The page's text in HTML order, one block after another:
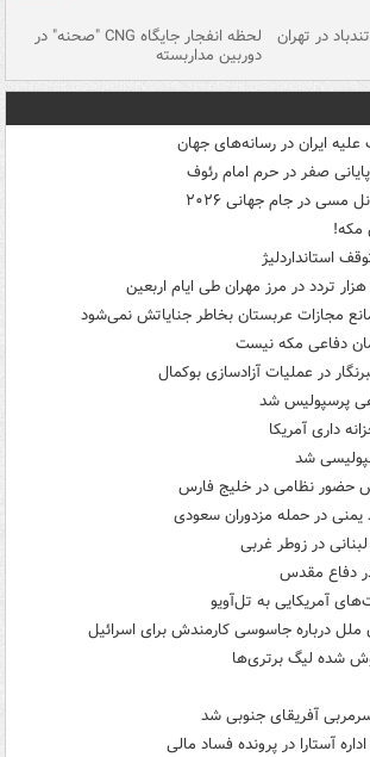
در تهران لحظه انفجار جایگاه CNG "صحنه" در
دوربین مداربسته
ایران در رسانه‌های جهان
صفر در حرم امام رئوف
مسی در جام جهانی ۲۰۲۶
مکه!
استانداردلیژ
مجازات عربستان بخاطر جنایاتش نمی‌شود
دفاعی مکه نیست
در عملیات آزادسازی بوکمال
پرسپولیس شد
داری آمریکا
شد
حضور نظامی در خلیج فارس
دفاع مقدس
آمریکایی به تل‌آویو
ملل درباره جاسوسی کارمندش برای اسرائیل
شده لیگ برتری‌ها
آفریقای جنوبی شد
آستارا در پرونده فساد مالی